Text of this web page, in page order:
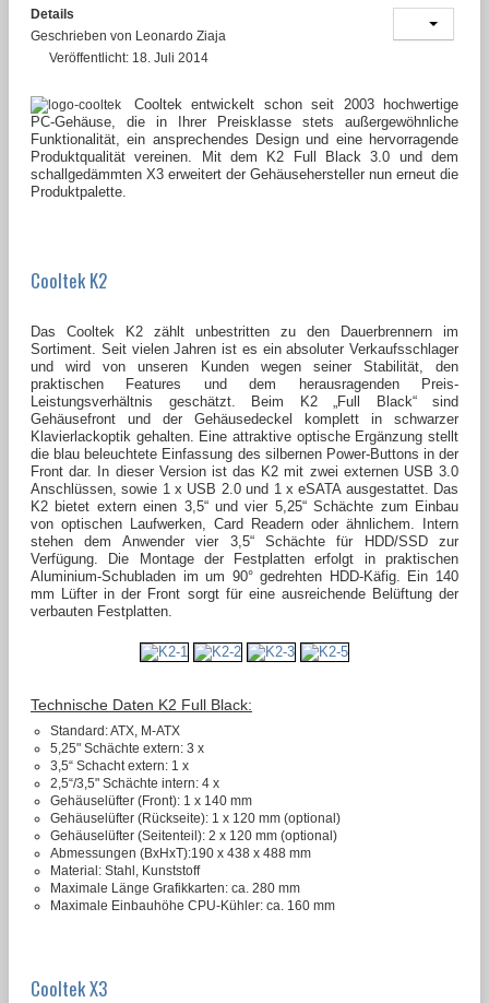
Details
Geschrieben von Leonardo Ziaja
Veröffentlicht: 18. Juli 2014
Cooltek entwickelt schon seit 2003 hochwertige
PC-Gehäuse, die in Ihrer Preisklasse stets außergewöhnliche
Funktionalität, ein ansprechendes Design und eine hervorragende
Produktqualität vereinen. Mit dem K2 Full Black 3.0 und dem
schallgedämmten X3 erweitert der Gehäusehersteller nun erneut die
Produktpalette.
Cooltek K2
Das Cooltek K2 zählt unbestritten zu den Dauerbrennern im
Sortiment. Seit vielen Jahren ist es ein absoluter Verkaufsschlager
und wird von unseren Kunden wegen seiner Stabilität, den
praktischen Features und dem herausragenden Preis-
Leistungsverhältnis geschätzt. Beim K2 „Full Black“ sind
Gehäusefront und der Gehäusedeckel komplett in schwarzer
Klavierlackoptik gehalten. Eine attraktive optische Ergänzung stellt
die blau beleuchtete Einfassung des silbernen Power-Buttons in der
Front dar. In dieser Version ist das K2 mit zwei externen USB 3.0
Anschlüssen, sowie 1 x USB 2.0 und 1 x eSATA ausgestattet. Das
K2 bietet extern einen 3,5“ und vier 5,25“ Schächte zum Einbau
von optischen Laufwerken, Card Readern oder ähnlichem. Intern
stehen dem Anwender vier 3,5“ Schächte für HDD/SSD zur
Verfügung. Die Montage der Festplatten erfolgt in praktischen
Aluminium-Schubladen im um 90° gedrehten HDD-Käfig. Ein 140
mm Lüfter in der Front sorgt für eine ausreichende Belüftung der
verbauten Festplatten.
Technische Daten K2 Full Black:
Standard: ATX, M-ATX
5,25" Schächte extern: 3 x
3,5“ Schacht extern: 1 x
2,5“/3,5" Schächte intern: 4 x
Gehäuselüfter (Front): 1 x 140 mm
Gehäuselüfter (Rückseite): 1 x 120 mm (optional)
Gehäuselüfter (Seitenteil): 2 x 120 mm (optional)
Abmessungen (BxHxT):190 x 438 x 488 mm
Material: Stahl, Kunststoff
Maximale Länge Grafikkarten: ca. 280 mm
Maximale Einbauhöhe CPU-Kühler: ca. 160 mm
Cooltek X3